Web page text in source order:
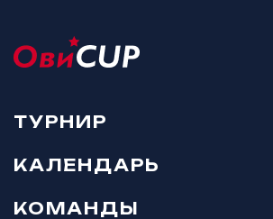
ТУРНИР
КАЛЕНДАРЬ
КОМАНДЫ